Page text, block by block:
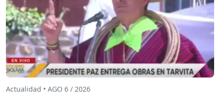
Actualidad • AGO 6 / 2026